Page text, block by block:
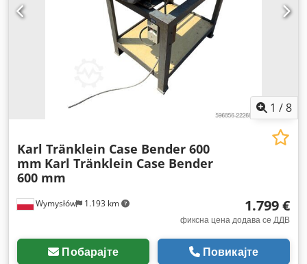
1 /8
Wymysłów 1.193 km
Karl Tränklein Case Bender 600
mm Karl Tränklein Case Bender
600 mm
1.799 €
фиксна цена додава се ДДВ
Побарајте Повикајте